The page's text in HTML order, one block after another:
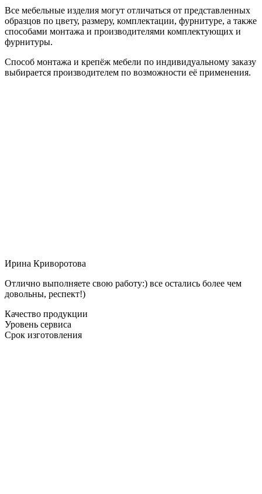
Все мебельные изделия могут отличаться от представленных
образцов по цвету, размеру, комплектации, фурнитуре, а также
способами монтажа и производителями комплектующих и
фурнитуры.
Способ монтажа и крепёж мебели по индивидуальному заказу
выбирается производителем по возможности её применения.
Ирина Криворотова
Отлично выполняете свою работу:) все остались более чем
довольны, респект!)
Качество продукции
Уровень сервиса
Срок изготовления